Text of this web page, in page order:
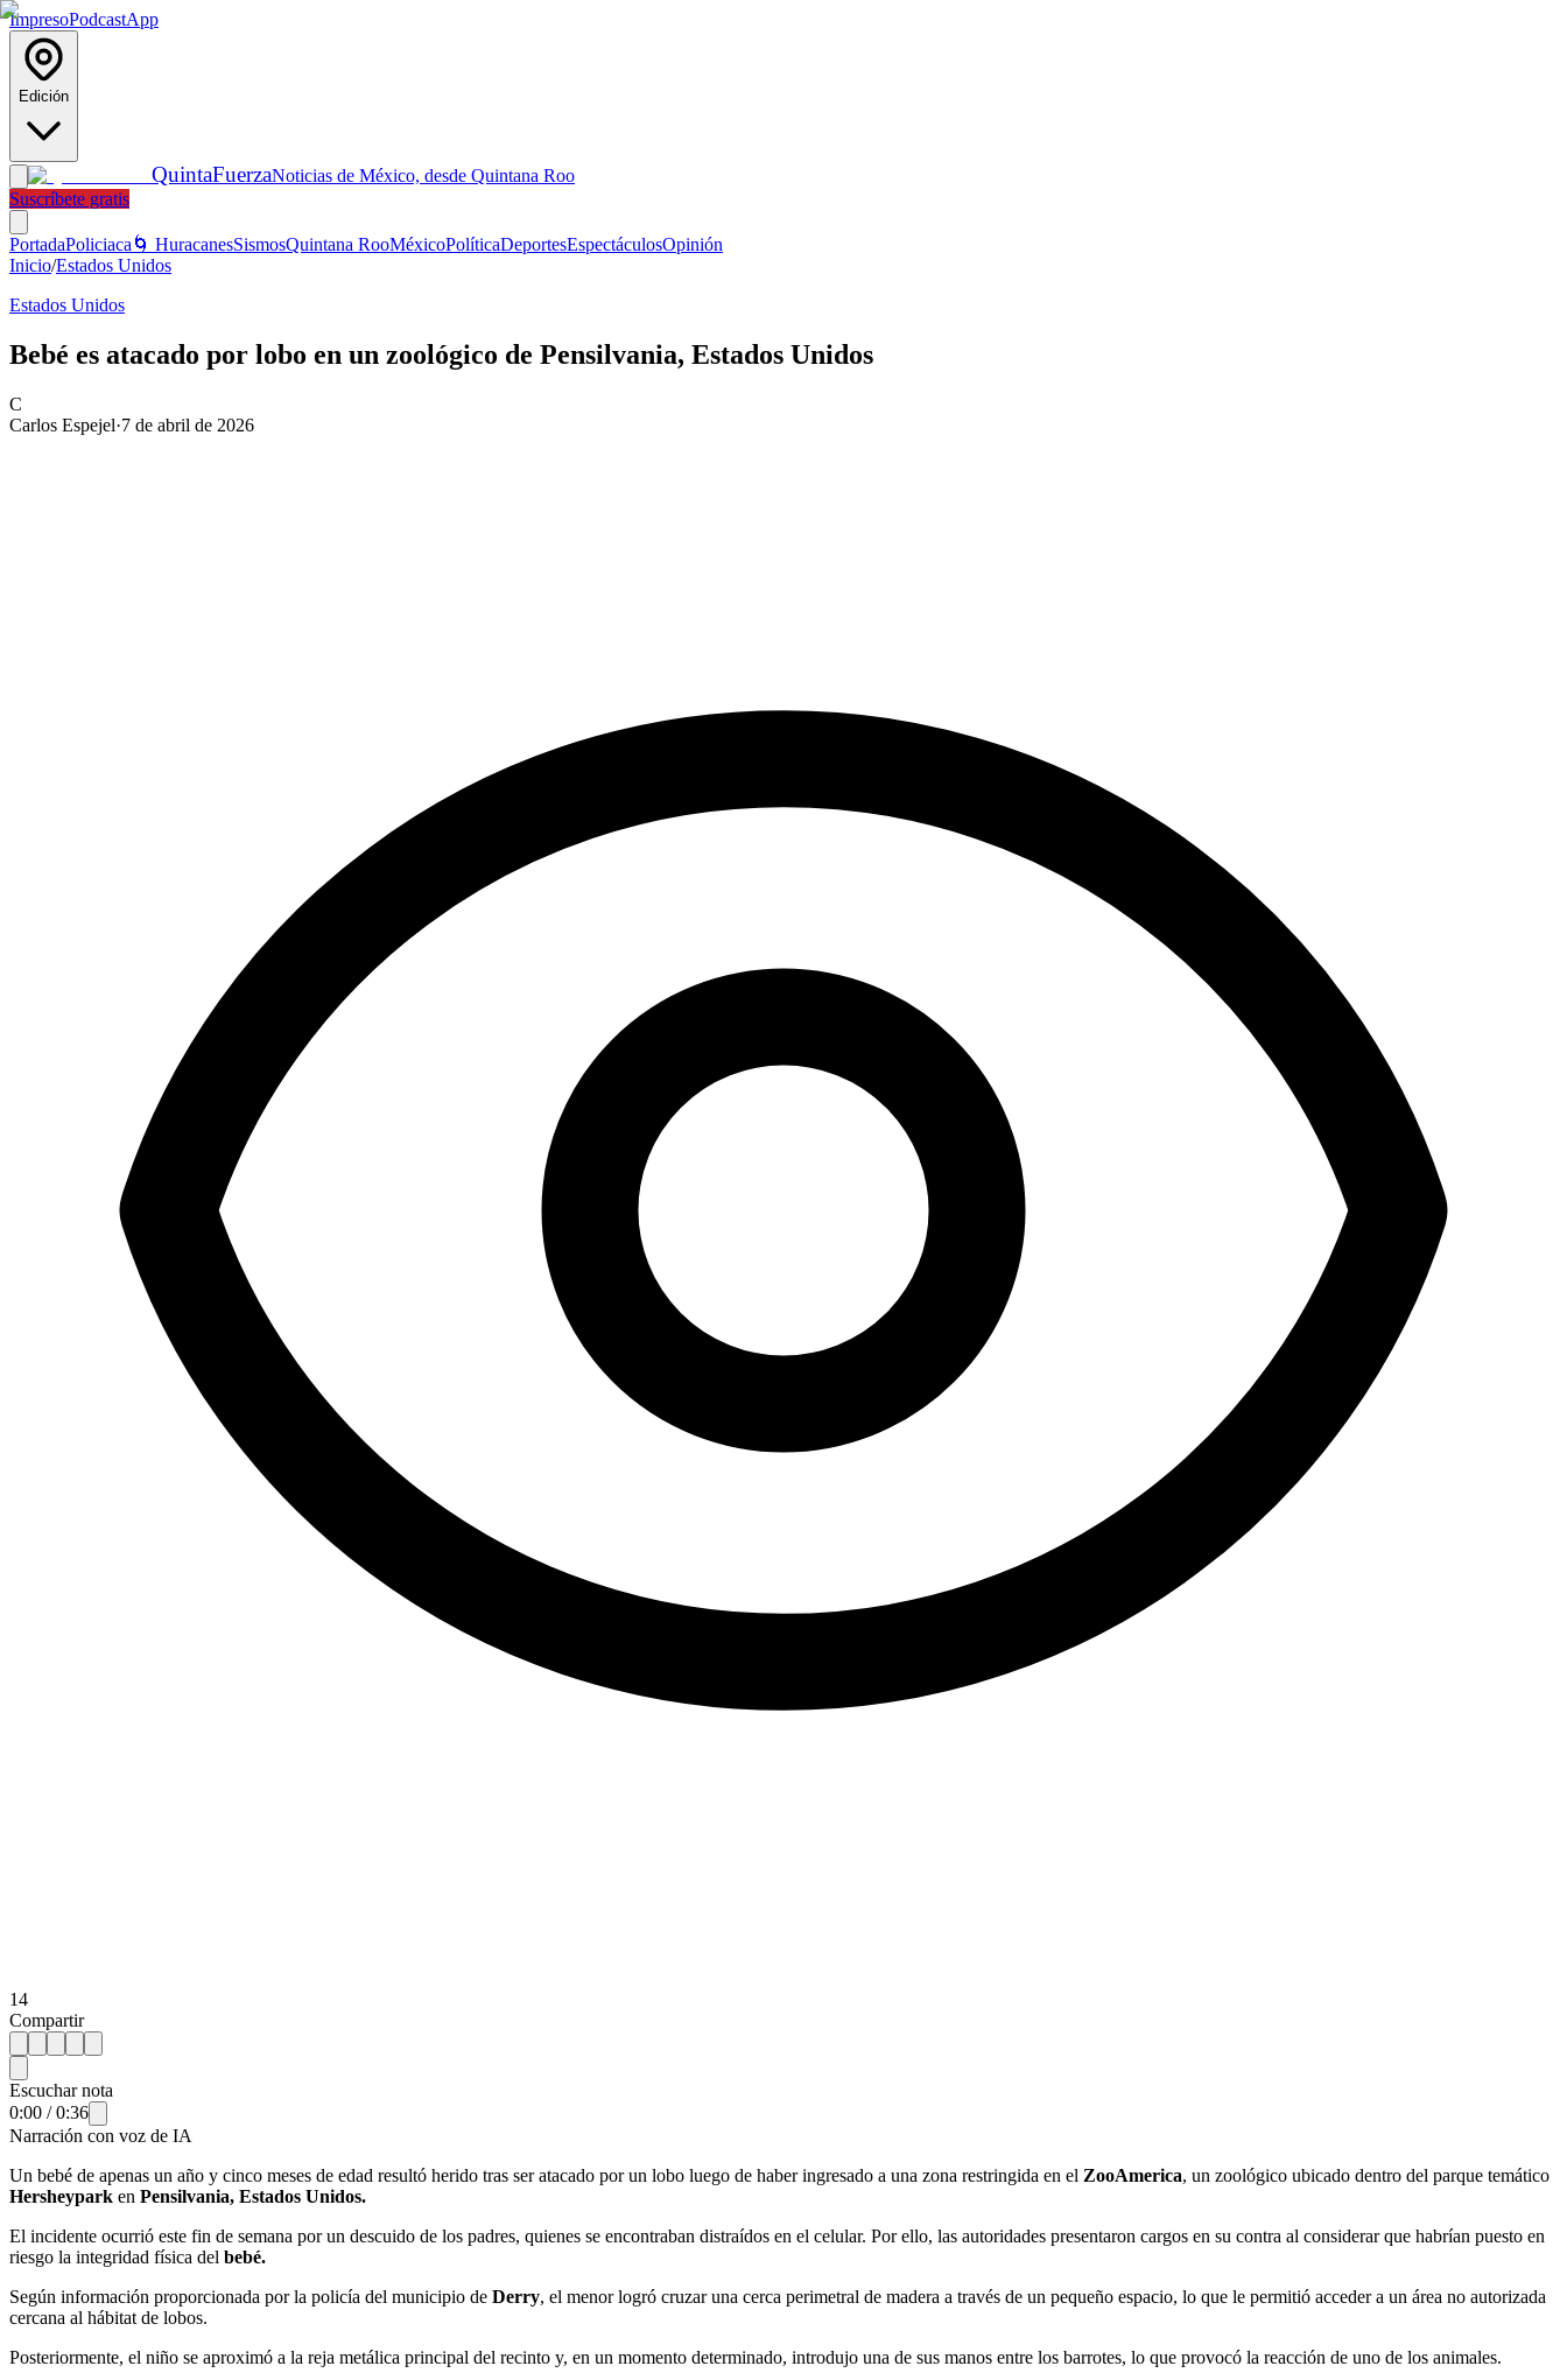
ImpresoPodcastApp
Edición
QuintaFuerzaNoticias de México, desde Quintana Roo
Suscríbete gratis
PortadaPoliciaca 🌀 HuracanesSismosQuintana RooMéxicoPolíticaDeportesEspectáculosOpinión
Inicio/Estados Unidos
Estados Unidos
Bebé es atacado por lobo en un zoológico de Pensilvania, Estados Unidos
C
Carlos Espejel·7 de abril de 2026
14
Compartir
Escuchar nota
0:00 /0:36
Narración con voz de IA
Un bebé de apenas un año y cinco meses de edad resultó herido tras ser atacado por un lobo luego de haber ingresado a una zona restringida en el ZooAmerica, un zoológico ubicado dentro del parque temático
Hersheypark en Pensilvania, Estados Unidos.
El incidente ocurrió este fin de semana por un descuido de los padres, quienes se encontraban distraídos en el celular. Por ello, las autoridades presentaron cargos en su contra al considerar que habrían puesto en
riesgo la integridad física del bebé.
Según información proporcionada por la policía del municipio de Derry, el menor logró cruzar una cerca perimetral de madera a través de un pequeño espacio, lo que le permitió acceder a un área no autorizada
cercana al hábitat de lobos.
Posteriormente, el niño se aproximó a la reja metálica principal del recinto y, en un momento determinado, introdujo una de sus manos entre los barrotes, lo que provocó la reacción de uno de los animales.